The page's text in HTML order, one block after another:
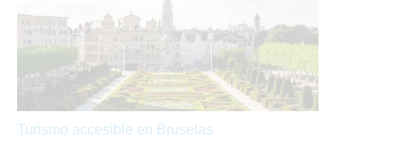
Turismo accesible en Bruselas